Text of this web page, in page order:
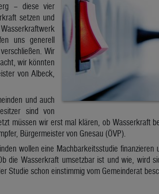
– diese vier
setzen und
uns generell
Wir
wir könnten
von Albeck,
und auch
sind von
müssen wir erst mal klären, ob Wasserkraft
Bürgermeister von Gnesau (ÖVP).
wollen eine Machbarkeitsstudie finanzieren
die Wasserkraft umsetzbar ist und wie, wird
Studie schon einstimmig vom Gemeinderat